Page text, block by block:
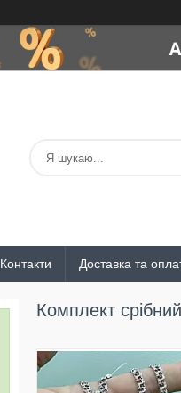
Контакти Доставка та
Комплект